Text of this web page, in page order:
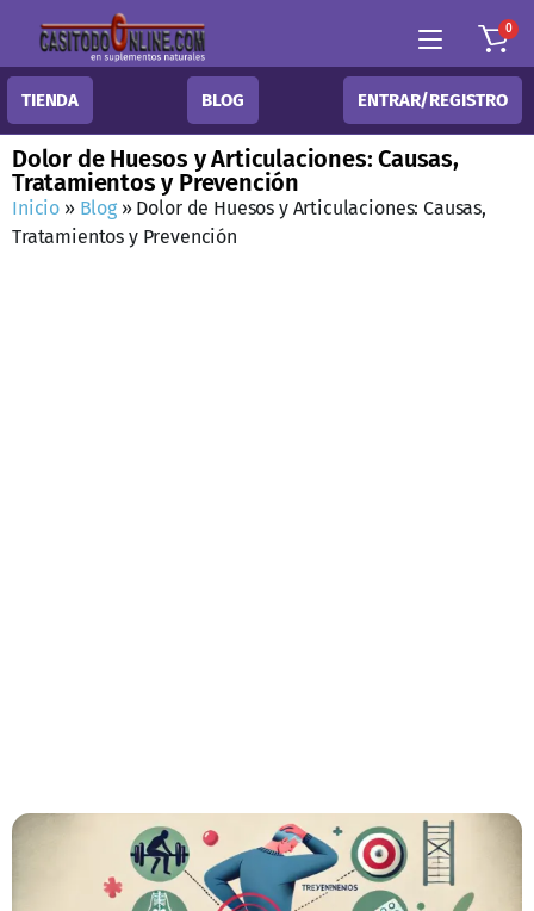
0
TIENDA BLOG ENTRAR/REGISTRO
Dolor de Huesos y Articulaciones: Causas,
Tratamientos y Prevención
Inicio » Blog» Dolor de Huesos y Articulaciones: Causas,
Tratamientos y Prevención